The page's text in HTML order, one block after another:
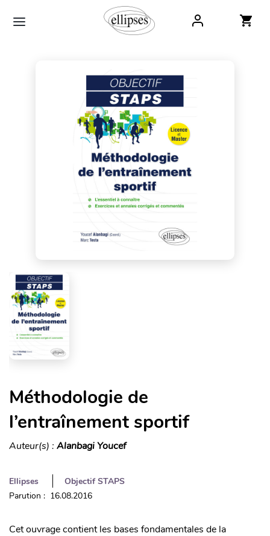
Méthodologie de
l’entraînement sportif
Auteur(s) : Alanbagi Youcef
Ellipses
Objectif STAPS
Parution : 16.08.2016
Cet ouvrage contient les bases fondamentales de la